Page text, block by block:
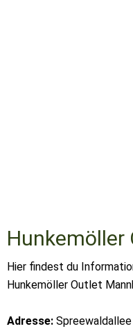
Hunkemöller
Hier findest du
Hunkemöller Outlet
Adresse: